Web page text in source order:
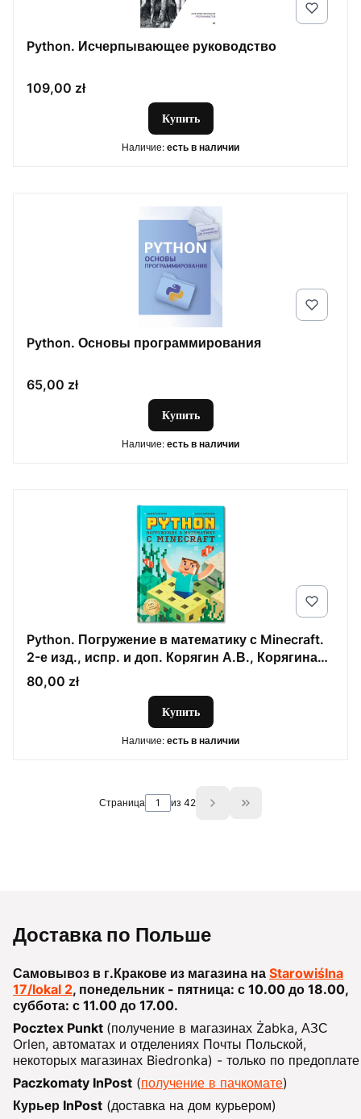
Python. Исчерпывающее руководство
Цена
109,00 zł
Купить
Наличие: есть в наличии
Python. Основы программирования
Цена
65,00 zł
Купить
Наличие: есть в наличии
Python. Погружение в математику с Minecraft.
2-е изд., испр. и доп. Корягин А.В., Корягина
А.В.
Цена
80,00 zł
Купить
Наличие: есть в наличии
Страница из 42 Go to the last page
Доставка по Польше
Самовывоз в г.Кракове из магазина на Starowiślna
17/lokal 2, понедельник - пятница: с 10.00 до 18.00,
суббота: с 11.00 до 17.00.
Pocztex Punkt (получение в магазинах Żabka, АЗС
Orlen, автоматах и отделениях Почты Польской,
некоторых магазинах Biedronka) - только по предоплате
Paczkomaty InPost (получение в пачкомате)
Курьер InPost (доставка на дом курьером)